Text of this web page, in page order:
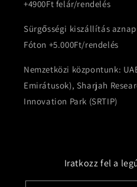
+4900Ft felár/rendelés
Sürgősségi kiszállítás
Fóton +5.000Ft/rendelés
Nemzetközi központunk:
Emirátusok), Sharjah
Innovation Park (SRTIP)
Iratkozz fel a